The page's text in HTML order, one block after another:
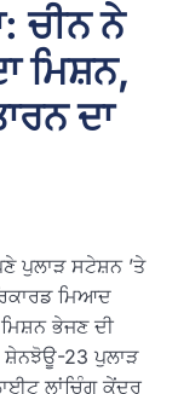
ਚੀਨ ਨੇ
ਮਿਸ਼ਨ,
ਦਾ
ਪੁਲਾੜ ਸਟੇਸ਼ਨ ’ਤੇ
ਮਿਆਦ
ਭੇਜਣ ਦੀ
ਸ਼ੇਨਝੋਊ-23 ਪੁਲਾੜ
ਲਾਂਚਿੰਗ ਕੇਂਦਰ